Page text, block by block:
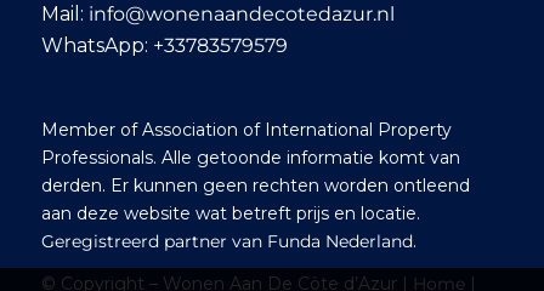
Mail: info@wonenaandecotedazur.nl
WhatsApp: +33783579579
Member of Association of International Property
Professionals. Alle getoonde informatie komt van
derden. Er kunnen geen rechten worden ontleend
aan deze website wat betreft prijs en locatie.
Geregistreerd partner van Funda Nederland.
© Copyright – Wonen Aan De Côte d’Azur | Home|